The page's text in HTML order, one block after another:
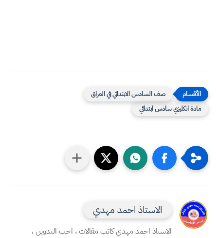
صف السادس الابتدائي في العراق
مادة انكليزي سادس ابتدائي
الاستاذ احمد مهدي
الاستاذ احمد مهدي كاتب مقالات ، احب التدوين ،